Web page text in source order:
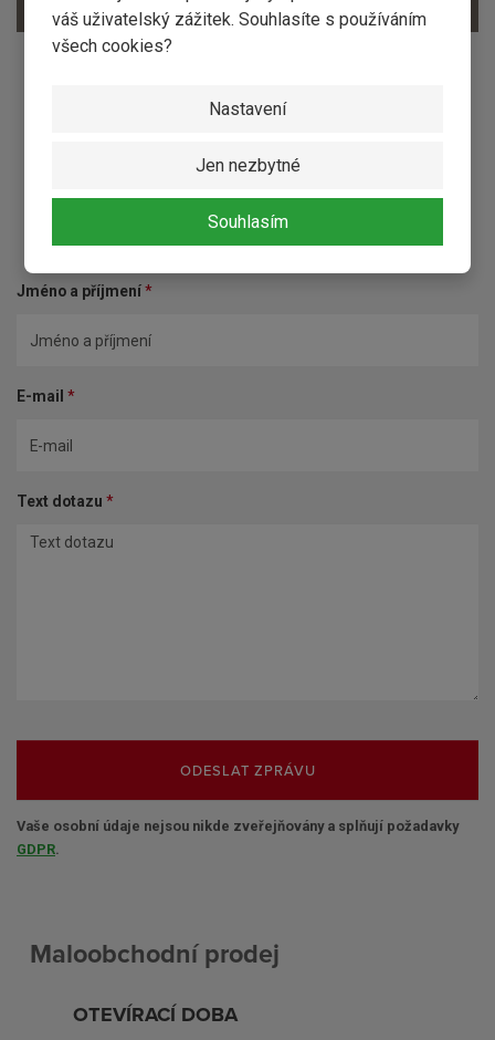
váš uživatelský zážitek. Souhlasíte s používáním
všech cookies?
Nastavení
Jen nezbytné
Souhlasím
Kontaktní formulář
Jméno a příjmení*
E-mail *
Text dotazu *
ODESLAT ZPRÁVU
Vaše osobní údaje nejsou nikde zveřejňovány a splňují požadavky
GDPR.
Maloobchodní prodej
OTEVÍRACÍ DOBA